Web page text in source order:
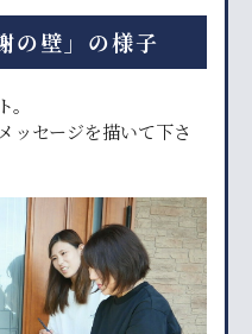
の壁」の様子
ッセージを描いて下さ